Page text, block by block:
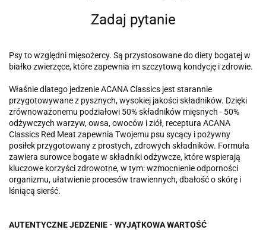
Zadaj pytanie
Psy to względni mięsożercy. Są przystosowane do diety bogatej w
białko zwierzęce, które zapewnia im szczytową kondycję i zdrowie.
Właśnie dlatego jedzenie ACANA Classics jest starannie
przygotowywane z pysznych, wysokiej jakości składników. Dzięki
zrównoważonemu podziałowi 50% składników mięsnych - 50%
odżywczych warzyw, owsa, owoców i ziół, receptura ACANA
Classics Red Meat zapewnia Twojemu psu sycący i pożywny
posiłek przygotowany z prostych, zdrowych składników. Formuła
zawiera surowce bogate w składniki odżywcze, które wspierają
kluczowe korzyści zdrowotne, w tym: wzmocnienie odporności
organizmu, ułatwienie procesów trawiennych, dbałość o skórę i
lśniącą sierść.
AUTENTYCZNE JEDZENIE - WYJĄTKOWA WARTOŚĆ